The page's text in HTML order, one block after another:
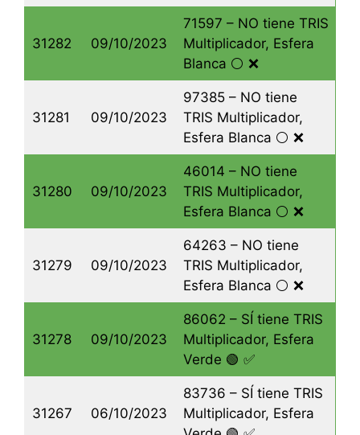
31282 09/10/2023
71597 – NO tiene TRIS
Multiplicador, Esfera
Blanca ⚪️ ❌
31281 09/10/2023
97385 – NO tiene
TRIS Multiplicador,
Esfera Blanca ⚪️ ❌
31280 09/10/2023
46014 – NO tiene
TRIS Multiplicador,
Esfera Blanca ⚪️ ❌
31279 09/10/2023
64263 – NO tiene
TRIS Multiplicador,
Esfera Blanca ⚪️ ❌
31278 09/10/2023
86062 – SÍ tiene TRIS
Multiplicador, Esfera
Verde 🟢 ✅
31267 06/10/2023
83736 – SÍ tiene TRIS
Multiplicador, Esfera